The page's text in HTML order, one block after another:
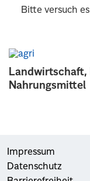
Landwirtschaft,
Nahrungsmittel
Bitte versuch
Impressum
Datenschutz